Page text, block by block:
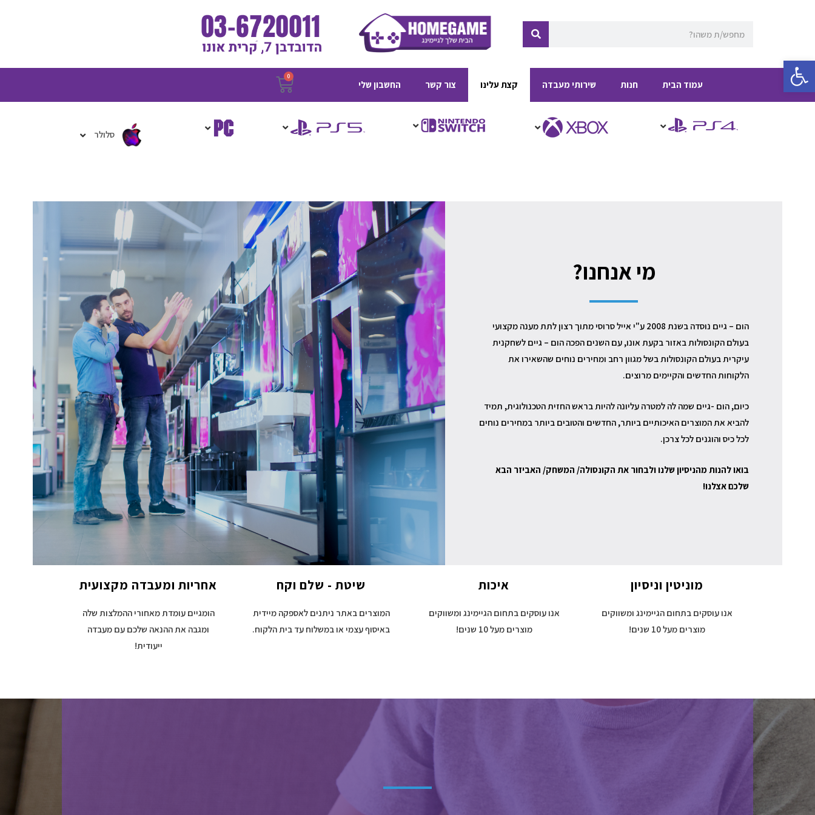
פתח סרגל נגישות
חיפוש
עמוד הבית חנות שירותי מעבדה קצת עלינו צור קשר החשבון שלי
0 עגלת
קניות
סלולר
מי אנחנו?
הום – גיים נוסדה בשנת 2008 ע"י אייל סרוסי מתוך רצון לתת מענה מקצועי
בעולם הקונסולות באזור בקעת אונו, עם השנים הפכה הום – גיים לשחקנית
עיקרית בעולם הקונסולות בשל מגוון רחב ומחירים נוחים שהשאירו את
הלקוחות החדשים והקיימים מרוצים.
כיום, הום -גיים שמה לה למטרה עליונה להיות בראש החזית הטכנולוגית, תמיד
להביא את המוצרים האיכותיים ביותר, החדשים והטובים ביותר במחירים נוחים
לכל כיס והוגנים לכל צרכן.
בואו להנות מהניסיון שלנו ולבחור את הקונסולה/ המשחק/ האביזר הבא
שלכם אצלנו!
מוניטין וניסיון
אנו עוסקים בתחום הגיימינג ומשווקים
מוצרים מעל 10 שנים!
איכות
אנו עוסקים בתחום הגיימינג ומשווקים
מוצרים מעל 10 שנים!
שיטת - שלם וקח
המוצרים באתר ניתנים לאספקה מיידית
באיסוף עצמי או במשלוח עד בית הלקוח.
אחריות ומעבדה מקצועית
הומגיים עומדת מאחורי ההמלצות שלה
ומגבה את ההנאה שלכם עם מעבדה
ייעודית!